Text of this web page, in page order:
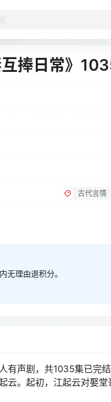
捧日常》
古代言情
无理由退积分。
有声剧，共1035集已完
云。起初，江起云对娶